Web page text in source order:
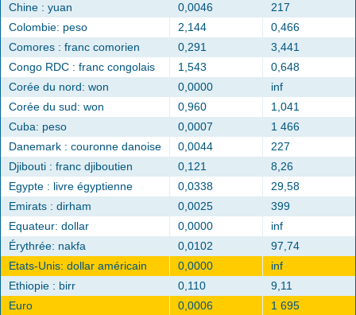
Chine : yuan
0,0046
217
Colombie: peso
2,144
0,466
Comores : franc comorien
0,291
3,441
Congo RDC : franc congolais
1,543
0,648
Corée du nord: won
0,0000
inf
Corée du sud: won
0,960
1,041
Cuba: peso
0,0007
1 466
Danemark : couronne danoise
0,0044
227
Djibouti : franc djiboutien
0,121
8,26
Egypte : livre égyptienne
0,0338
29,58
Emirats : dirham
0,0025
399
Equateur: dollar
0,0000
inf
Érythrée: nakfa
0,0102
97,74
Etats-Unis: dollar américain
0,0000
inf
Ethiopie : birr
0,110
9,11
Euro
0,0006
1 695